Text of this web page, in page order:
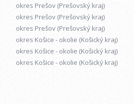
okres Prešov (Prešovský kraj)
okres Prešov (Prešovský kraj)
okres Prešov (Prešovský kraj)
okres Košice - okolie (Košický kraj)
okres Košice - okolie (Košický kraj)
okres Košice - okolie (Košický kraj)